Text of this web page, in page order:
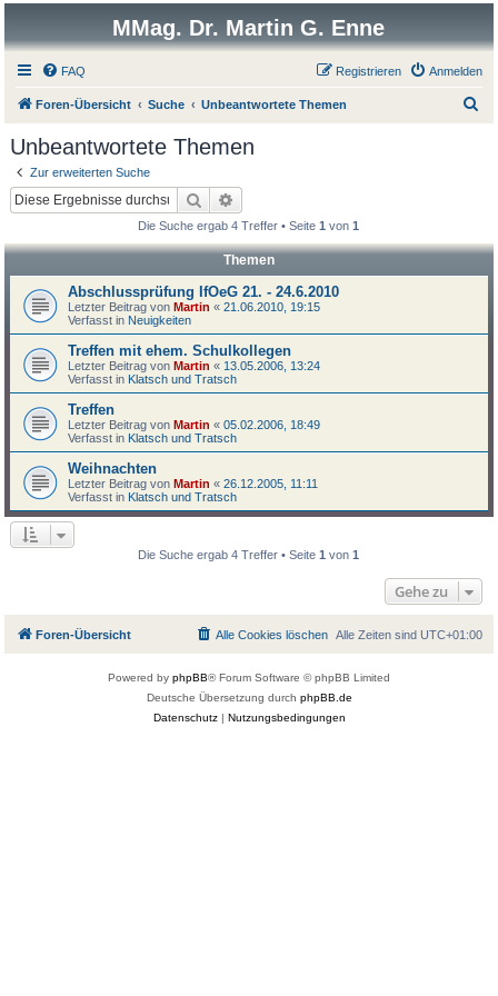
MMag. Dr. Martin G. Enne
FAQ Anmelden
Registrieren
Foren-Übersicht Suche Unbeantwortete Themen
Unbeantwortete Themen
Zur erweiterten Suche
Suche
Die Suche ergab 4 Treffer • Seite1 von1
Themen
Abschlussprüfung IfOeG 21. - 24.6.2010
Letzter Beitrag vonMartin «21.06.2010, 19:15
Verfasst in Neuigkeiten
Treffen mit ehem. Schulkollegen
Letzter Beitrag vonMartin « 13.05.2006, 13:24
Verfasst in Klatsch und Tratsch
Treffen
Letzter Beitrag vonMartin «05.02.2006, 18:49
Verfasst in Klatsch und Tratsch
Weihnachten
Letzter Beitrag vonMartin «26.12.2005, 11:11
Verfasst in Klatsch und Tratsch
Die Suche ergab 4 Treffer • Seite1 von1
Gehe zu
Foren-Übersicht Alle Zeiten sind UTC+01:00
Alle Cookies löschen
Powered by phpBB® Forum Software © phpBB Limited
Deutsche Übersetzung durch phpBB.de
Datenschutz| Nutzungsbedingungen